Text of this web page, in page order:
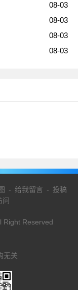
08-03
08-03
08-03
08-03
- 给我留言 - 投稿
问
Right Reserved
无关